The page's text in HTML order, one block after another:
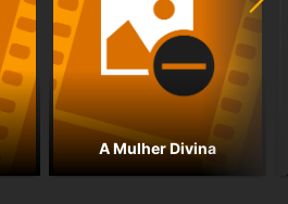
A Mulher Divina